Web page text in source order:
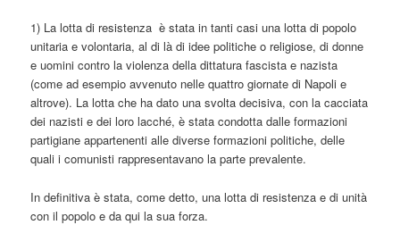
1) La lotta di resistenza è stata in tanti casi una lotta di popolo
unitaria e volontaria, al di là di idee politiche o religiose, di donne
e uomini contro la violenza della dittatura fascista e nazista
(come ad esempio avvenuto nelle quattro giornate di Napoli e
altrove). La lotta che ha dato una svolta decisiva, con la cacciata
dei nazisti e dei loro lacché, è stata condotta dalle formazioni
partigiane appartenenti alle diverse formazioni politiche, delle
quali i comunisti rappresentavano la parte prevalente.
In definitiva è stata, come detto, una lotta di resistenza e di unità
con il popolo e da qui la sua forza.